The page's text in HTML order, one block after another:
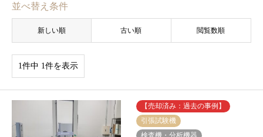
並べ替え条件
新しい順 古い順 閲覧数順
1件中 1件を表示
【売却済み：過去の事例】
引張試験機
検査機・分析機器